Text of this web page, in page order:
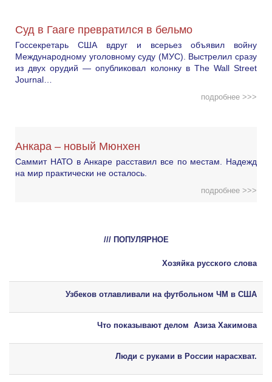
Суд в Гааге превратился в бельмо
Госсекретарь США вдруг и всерьез объявил войну
Международному уголовному суду (МУС). Выстрелил сразу
из двух орудий — опубликовал колонку в The Wall Street
Journal…
подробнее >>>
Анкара – новый Мюнхен
Саммит НАТО в Анкаре расставил все по местам. Надежд
на мир практически не осталось.
подробнее >>>
/// ПОПУЛЯРНОЕ
Хозяйка русского слова
Узбеков отлавливали на футбольном ЧМ в США
Что показывают делом Азиза Хакимова
Люди с руками в России нарасхват.